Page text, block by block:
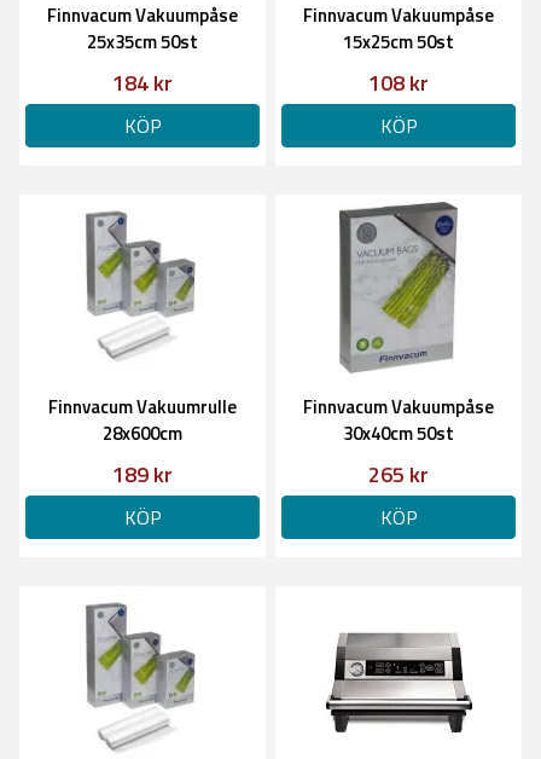
Finnvacum Vakuumpåse
25x35cm 50st
184 kr
KÖP
Finnvacum Vakuumpåse
15x25cm 50st
108 kr
KÖP
Finnvacum Vakuumrulle
28x600cm
189 kr
KÖP
Finnvacum Vakuumpåse
30x40cm 50st
265 kr
KÖP